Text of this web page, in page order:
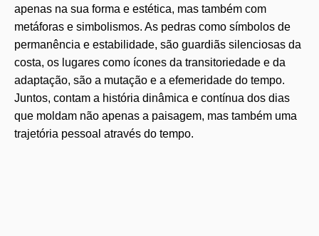
apenas na sua forma e estética, mas também com
metáforas e simbolismos. As pedras como símbolos de
permanência e estabilidade, são guardiãs silenciosas da
costa, os lugares como ícones da transitoriedade e da
adaptação, são a mutação e a efemeridade do tempo.
Juntos, contam a história dinâmica e contínua dos dias
que moldam não apenas a paisagem, mas também uma
trajetória pessoal através do tempo.